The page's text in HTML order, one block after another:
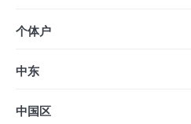
个体户
中东
中国区